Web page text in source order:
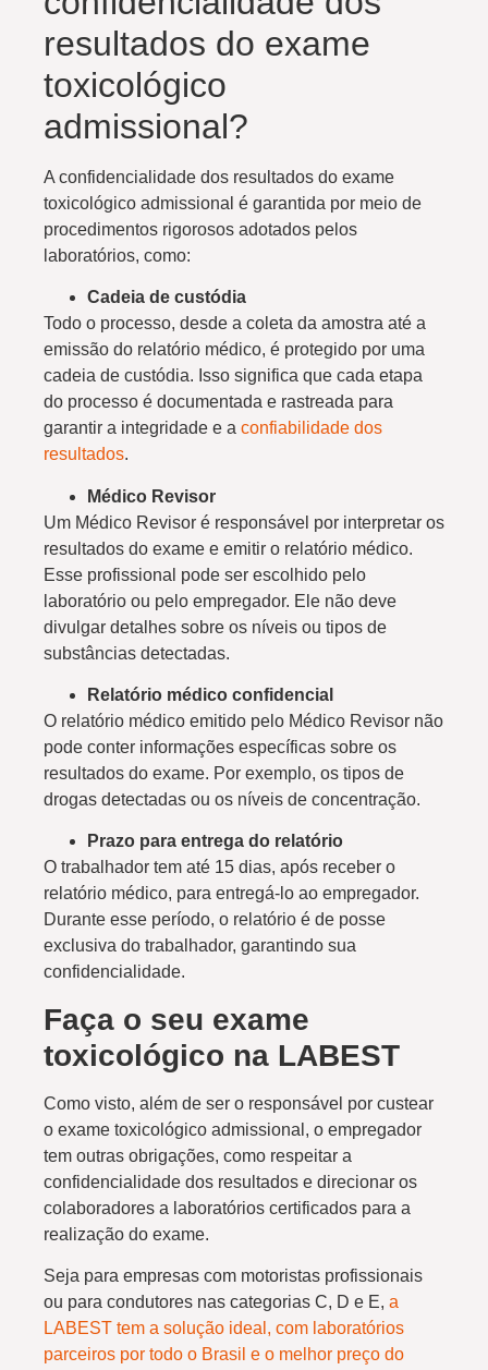
resultados do exame
toxicológico
admissional?
A confidencialidade dos resultados do exame
toxicológico admissional é garantida por meio de
procedimentos rigorosos adotados pelos
laboratórios, como:
Cadeia de custódia
Todo o processo, desde a coleta da amostra até a
emissão do relatório médico, é protegido por uma
cadeia de custódia. Isso significa que cada etapa
do processo é documentada e rastreada para
garantir a integridade e a confiabilidade dos
resultados.
Médico Revisor
Um Médico Revisor é responsável por interpretar os
resultados do exame e emitir o relatório médico.
Esse profissional pode ser escolhido pelo
laboratório ou pelo empregador. Ele não deve
divulgar detalhes sobre os níveis ou tipos de
substâncias detectadas.
Relatório médico confidencial
O relatório médico emitido pelo Médico Revisor não
pode conter informações específicas sobre os
resultados do exame. Por exemplo, os tipos de
drogas detectadas ou os níveis de concentração.
Prazo para entrega do relatório
O trabalhador tem até 15 dias, após receber o
relatório médico, para entregá-lo ao empregador.
Durante esse período, o relatório é de posse
exclusiva do trabalhador, garantindo sua
confidencialidade.
Faça o seu exame
toxicológico na LABEST
Como visto, além de ser o responsável por custear
o exame toxicológico admissional, o empregador
tem outras obrigações, como respeitar a
confidencialidade dos resultados e direcionar os
colaboradores a laboratórios certificados para a
realização do exame.
Seja para empresas com motoristas profissionais
ou para condutores nas categorias C, D e E, a
LABEST tem a solução ideal, com laboratórios
parceiros por todo o Brasil e o melhor preço do